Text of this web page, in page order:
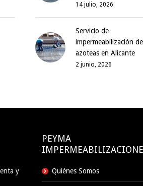
14 julio, 2026
Servicio de
impermeabilización de
azoteas en Alicante
2 junio, 2026
y
PEYMA
Quiénes Somos